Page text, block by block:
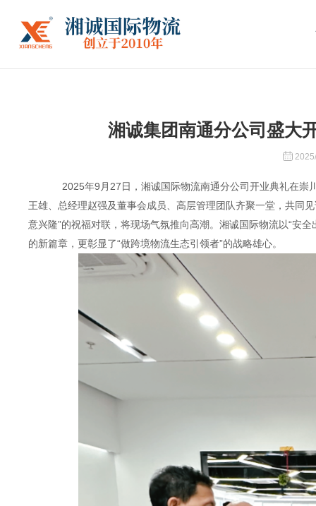
湘诚集团南通分公司盛大
2025年9月27日，湘诚国际物流南通分公司开业典礼在崇
王雄、总经理赵强及董事会成员、高层管理团队齐聚一堂，共同
意兴隆”的祝福对联， 将现场气氛推向高潮。湘诚国际物流以“安
的新篇章，更彰显了“做跨境物流生态引领者”的战略雄心。